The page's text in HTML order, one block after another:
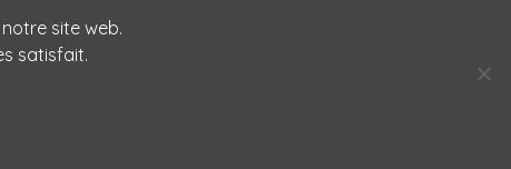
site web.
satisfait.